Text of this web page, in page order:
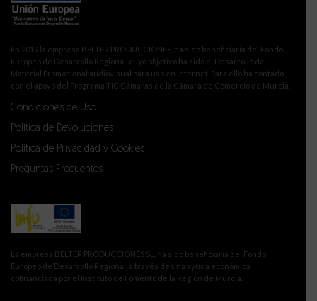
En 2019 la empresa BELTER PRODUCCIONES, ha sido beneficiaria del Fondo
Europeo de Desarrollo Regional, cuyo objetivo ha sido el Desarrollo de
Material Promocional audiovisual para uso en Internet. Para ello ha contado
con el apoyo del Programa TIC Cámaras de la Cámara de Comercio de Murcia.
Condiciones de Uso
Política de Devoluciones
Política de Privacidad y Cookies
Preguntas Frecuentes
La empresa BELTER PRODUCCIONES SL, ha sido beneficiaria del Fondo
Europeo de Desarrollo Regional, a través de una ayuda económica
cofinanciada por el Instituto de Fomento de la Región de Murcia.